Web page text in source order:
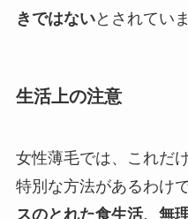
きではないとされていま
生活上の注意
女性薄毛では、これだ
特別な方法があるわけ
スのとれた食生活、無